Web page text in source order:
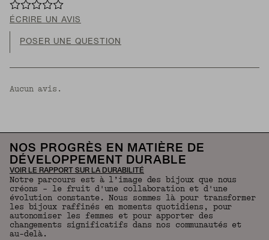
ÉCRIRE UN AVIS
POSER UNE QUESTION
Aucun avis.
NOS PROGRÈS EN MATIÈRE DE
DÉVELOPPEMENT DURABLE
VOIR LE RAPPORT SUR LA DURABILITÉ
Notre parcours est à l’image des bijoux que nous
créons – le fruit d'une collaboration et d'une
évolution constante. Nous sommes là pour transformer
les bijoux raffinés en moments quotidiens, pour
autonomiser les femmes et pour apporter des
changements significatifs dans nos communautés et
au-delà.